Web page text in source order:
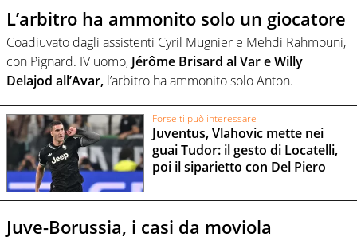
L’arbitro ha ammonito solo un giocatore
Coadiuvato dagli assistenti Cyril Mugnier e Mehdi Rahmouni,
con Pignard. IV uomo, Jérôme Brisard al Var e Willy
Delajod all’Avar, l’arbitro ha ammonito solo Anton.
Forse ti può interessare
Juventus, Vlahovic mette nei
guai Tudor: il gesto di Locatelli,
poi il siparietto con Del Piero
Juve-Borussia, i casi da moviola